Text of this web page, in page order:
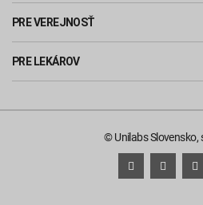
PRE VEREJNOSŤ
PRE LEKÁROV
© Unilabs Slovensko,